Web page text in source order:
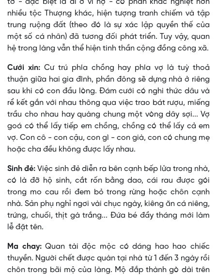
tớ - đặc biệt là đi ở vì nợ - có phần khắc nghiệt hơn
nhiều tộc Thượng khác, hiện tượng tranh chiếm và tập
trung ruộng đất (theo đó là sự xác lập quyền thế của
một số cá nhân) đã tương đối phát triển. Tuy vậy, quan
hệ trong làng vẫn thể hiện tinh thần cộng đồng công xã.
Cưới xin: Cư trú phía chồng hay phía vợ là tuỳ thoả
thuận giữa hai gia đình, phần đông sẽ dựng nhà ở riêng
sau khi có con đầu lòng. Ðám cưới có nghi thức dâu và
rể kết gắn với nhau thông qua việc trao bát rượu, miếng
trầu cho nhau hay quàng chung một vòng dây sợi... Vợ
goá có thể lấy tiếp em chồng, chồng có thể lấy cả em
vợ. Con cô - con cậu, con gì - con già, con có chung mẹ
hoặc cha đều không được lấy nhau.
Sinh đẻ: Việc sinh đẻ diễn ra bên cạnh bếp lửa trong nhà,
có là đỡ hộ sinh, cắt rốn bằng dao, cái rau được gói
trong mo cau rồi đem bỏ trong rừng hoặc chôn cạnh
nhà. Sản phụ nghỉ ngơi vài chục ngày, kiêng ăn cá niêng,
trứng, chuối, thịt gà trắng... Ðứa bé đầy tháng mới làm
lễ đặt tên.
Ma chay:Quan tài độc mộc có dáng hao hao chiếc
thuyền. Người chết được quàn tại nhà từ 1 đến 3 ngày rồi
chôn trong bãi mộ của làng. Mộ đắp thành gò dài trên